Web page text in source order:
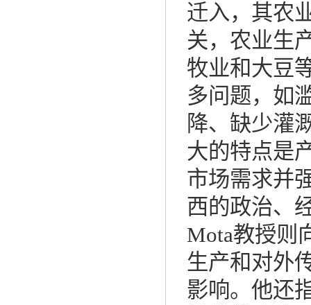
迁入，其农
关，农业生
牧业和大豆
多问题，如
降、缺少灌
大的特点是
市场需求并
西的政治、
Mota教授则
生产和对外
影响。他还